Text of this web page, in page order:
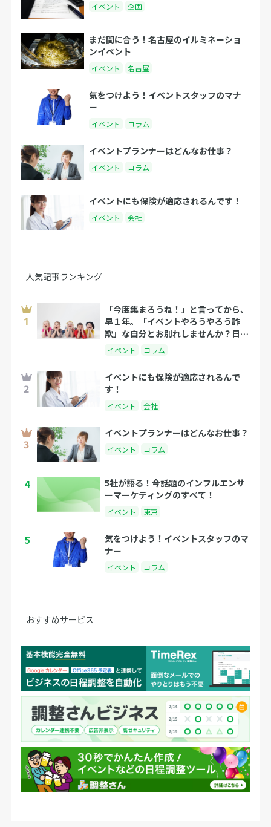
イベント 企画
まだ間に合う！名古屋のイルミネーショ
ンイベント
イベント 名古屋
気をつけよう！イベントスタッフのマナ
ー
イベント コラム
イベントプランナーはどんなお仕事？
イベント コラム
イベントにも保険が適応されるんです！
イベント 会社
人気記事ランキング
「今度集まろうね！」と言ってから、
早１年。「イベントやろうやろう詐
欺」な自分とお別れしませんか？日程
決めが人生の豊かさを決める理由
イベント コラム
イベントにも保険が適応されるんで
す！
イベント 会社
イベントプランナーはどんなお仕事？
イベント コラム
4
5社が語る！今話題のインフルエンサ
ーマーケティングのすべて！
イベント 東京
5
気をつけよう！イベントスタッフのマ
ナー
イベント コラム
おすすめサービス